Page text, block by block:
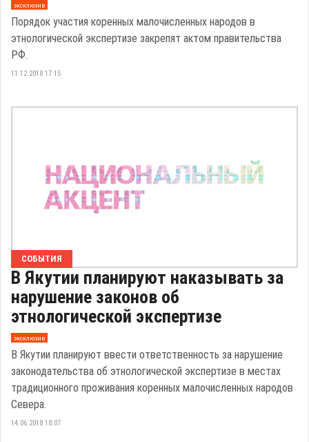
эксклюзив
Порядок участия коренных малочисленных народов в
этнологической экспертизе закрепят актом правительства
РФ.
11.12.2018 17:15
СОБЫТИЯ
В Якутии планируют наказывать за
нарушение законов об
этнологической экспертизе
эксклюзив
В Якутии планируют ввести ответственность за нарушение
законодательства об этнологической экспертизе в местах
традиционного проживания коренных малочисленных народов
Севера.
14.06.2018 18:07